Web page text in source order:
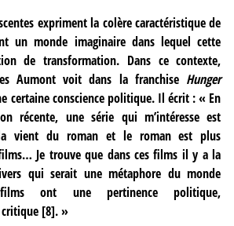
expriment la colère caractéristique de
un monde imaginaire dans lequel cette
de transformation. Dans ce contexte,
Aumont voit dans la franchise Hunger
certaine conscience politique. Il écrit : « En
récente, une série qui m’intéresse est
vient du roman et le roman est plus
Je trouve que dans ces films il y a la
qui serait une métaphore du monde
ont une pertinence politique,
[8]. »